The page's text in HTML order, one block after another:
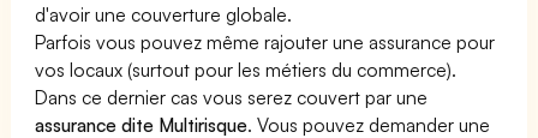
d'avoir une couverture globale.
Parfois vous pouvez même rajouter une assurance pour
vos locaux (surtout pour les métiers du commerce).
Dans ce dernier cas vous serez couvert par une
assurance dite Multirisque. Vous pouvez demander une